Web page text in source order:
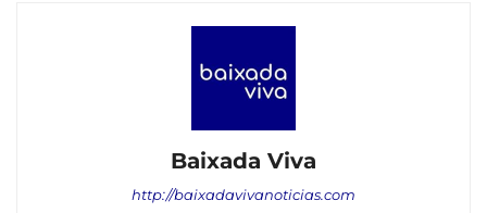
Baixada Viva
http://baixadavivanoticias.com